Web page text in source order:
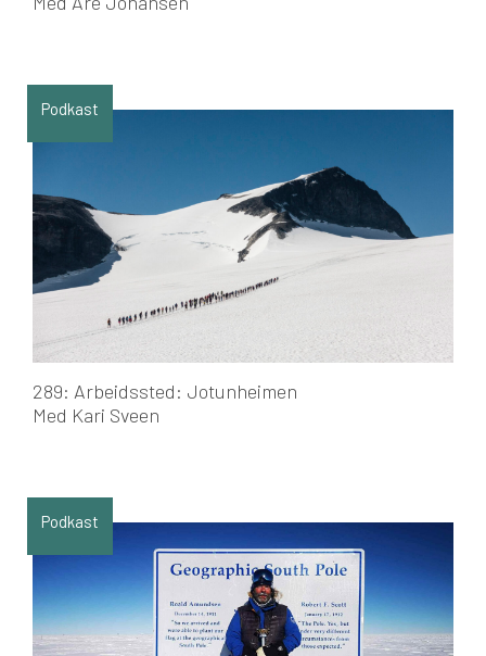
Podkast
289: Arbeidssted: Jotunheimen
Med Kari Sveen
Podkast